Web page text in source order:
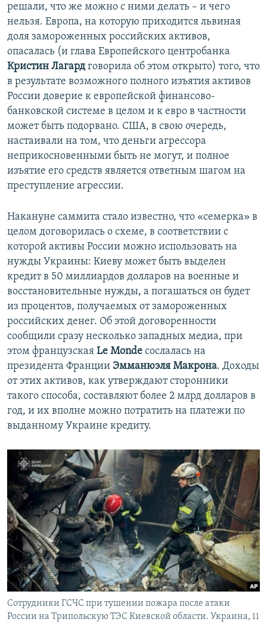
решали, что же можно с ними делать – и чего
нельзя. Европа, на которую приходится львиная
доля замороженных российских активов,
опасалась (и глава Европейского центробанка
Кристин Лагардговорила об этом открыто) того, что
в результате возможного полного изъятия активов
России доверие к европейской финансово-
банковской системе в целом и к евро в частности
может быть подорвано. США, в свою очередь,
настаивали на том, что деньги агрессора
неприкосновенными быть не могут, и полное
изъятие его средств является ответным шагом на
преступление агрессии.
Накануне саммита стало известно, что «семерка» в
целом договорилась о схеме, в соответствии с
которой активы России можно использовать на
нужды Украины: Киеву может быть выделен
кредит в 50 миллиардов долларов на военные и
восстановительные нужды, а погашаться он будет
из процентов, получаемых от замороженных
российских денег. Об этой договоренности
сообщили сразу несколько западных медиа, при
этом французская Le Monde сослалась на
президента Франции Эмманюэля Макрона. Доходы
от этих активов, как утверждают сторонники
такого способа, составляют более 2 млрд долларов в
год, и их вполне можно потратить на платежи по
выданному Украине кредиту.
Сотрудники ГСЧС при тушении пожара после атаки
России на Трипольскую ТЭС Киевской области. Украина, 11